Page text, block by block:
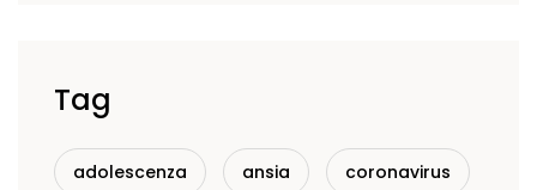
Tag
adolescenza ansia coronavirus